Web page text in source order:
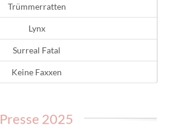
Trümmerratten
Lynx
Surreal Fatal
Keine Faxxen
Presse 2025